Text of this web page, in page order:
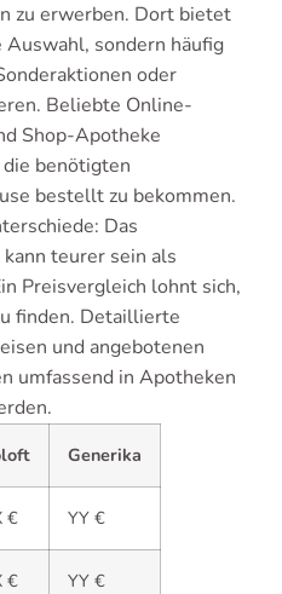
zu erwerben. Dort bietet
sondern häufig
oder
Beliebte Online-
Shop-Apotheke
benötigten
bestellt zu bekommen.
Das
teurer sein als
Preisvergleich lohnt sich,
finden. Detaillierte
und angebotenen
umfassend in Apotheken
Generika
€ YY €
€ YY €